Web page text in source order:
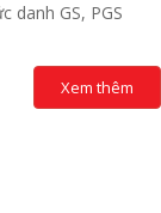
danh GS, PGS
Xem thêm